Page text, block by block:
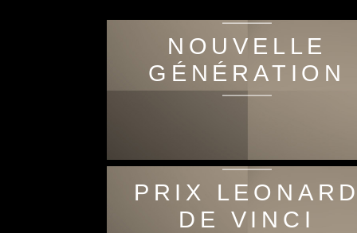
NOUVELLE
GÉNÉRATION
PRIX
DE VINCI